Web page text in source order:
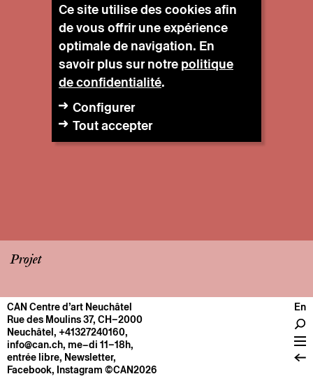
Projet
CENTRE
Infos pratiques
Fonctionnement
À propos
CAN Centre d’art Neuchâtel
Rue des Moulins 37, CH–2000
Neuchâtel, +41327240160,
info@can.ch, me–di 11–18h,
entrée libre, Newsletter,
Facebook, Instagram ©CAN2026
En
Ce site utilise des cookies afin
de vous offrir une expérience
optimale de navigation. En
savoir plus sur notre politique
de confidentialité.
Configurer
Tout accepter